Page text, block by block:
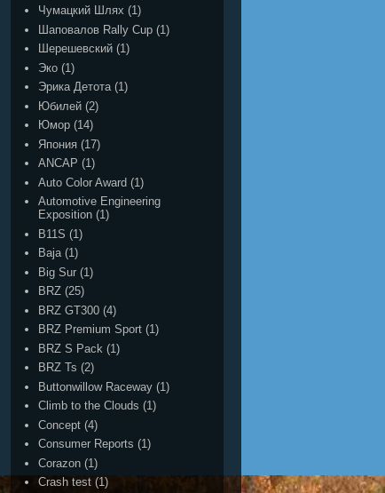
Чумацкий Шлях (1)
Шаповалов Rally Cup (1)
Шерешевский (1)
Эко (1)
Эрика Детота (1)
Юбилей (2)
Юмор (14)
Япония (17)
ANCAP (1)
Auto Color Award (1)
Automotive Engineering
Exposition (1)
B11S (1)
Baja (1)
Big Sur (1)
BRZ (25)
BRZ GT300 (4)
BRZ Premium Sport (1)
BRZ S Pack (1)
BRZ Ts (2)
Buttonwillow Raceway (1)
Climb to the Clouds (1)
Concept (4)
Consumer Reports (1)
Corazon (1)
Crash test (1)